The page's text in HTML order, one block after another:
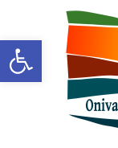
Ouvrir la